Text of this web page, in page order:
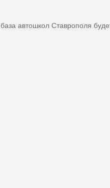
автошкол Ставрополя